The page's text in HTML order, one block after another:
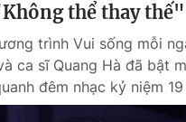
thể thay thế"
trình Vui sống mỗi
ca sĩ Quang Hà đã bật
đêm nhạc kỷ niệm 19